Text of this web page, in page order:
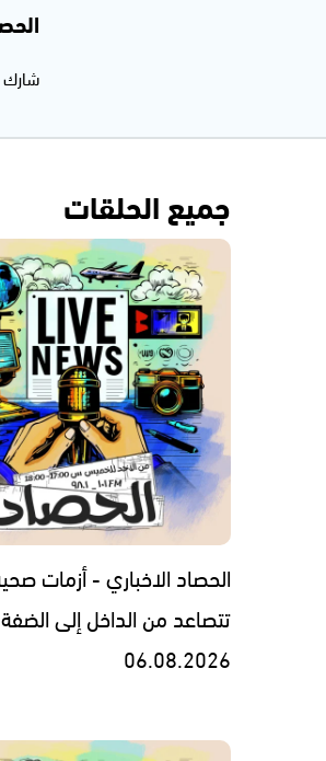
شارك
جميع الحلقات
الحصاد الاخباري - أزمات
تتصاعد من الداخل إلى
06.08.2026